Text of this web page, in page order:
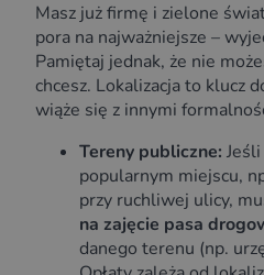
Masz już firmę i zielone
pora na najważniejsze –
Pamiętaj jednak, że nie
chcesz. Lokalizacja to klucz
wiąże się z innymi
Tereny publiczne:
popularnym miejscu,
przy ruchliwej ulicy,
na zajęcie pasa
danego terenu (np.